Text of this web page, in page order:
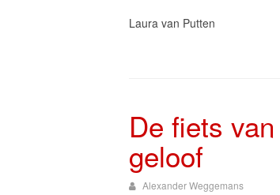
Laura van Putten
De fiets
geloof
Alexander Weggemans